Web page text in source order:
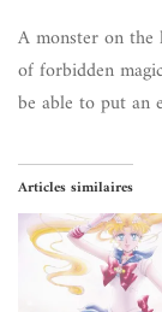
A monster on the
of forbidden
be able to put an
Articles similaires